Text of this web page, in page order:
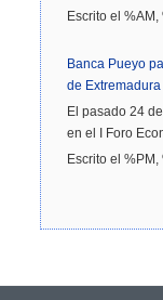
Escrito el
Banca Pueyo
de Extremadura
El pasado 24
en el I Foro
Escrito el